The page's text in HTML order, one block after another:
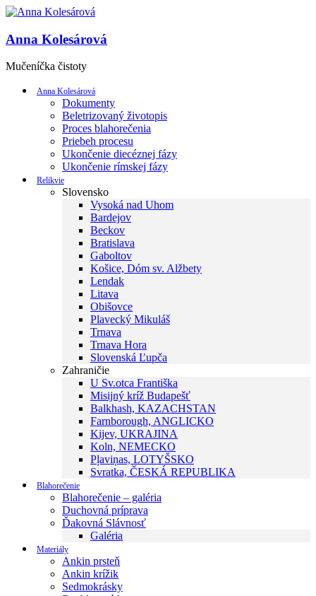
Anna Kolesárová
Mučeníčka čistoty
Anna Kolesárová
Dokumenty
Beletrizovaný životopis
Proces blahorečenia
Priebeh procesu
Ukončenie diecéznej fázy
Ukončenie rímskej fázy
Relikvie
Slovensko
Vysoká nad Uhom
Bardejov
Beckov
Bratislava
Gaboltov
Košice, Dóm sv. Alžbety
Lendak
Litava
Obišovce
Plavecký Mikuláš
Trnava
Trnava Hora
Slovenská Ľupča
Zahraničie
U Sv.otca Františka
Misijný kríž Budapešť
Balkhash, KAZACHSTAN
Farnborough, ANGLICKO
Kijev, UKRAJINA
Koln, NEMECKO
Pļaviņas, LOTYŠSKO
Svratka, ČESKÁ REPUBLIKA
Blahorečenie
Blahorečenie – galéria
Duchovná príprava
Ďakovná Slávnosť
Galéria
Materiály
Ankin prsteň
Ankin krížik
Sedmokrásky